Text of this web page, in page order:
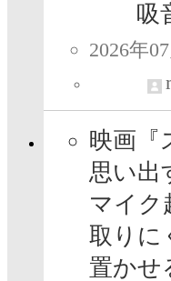
吸音
2026年
映画『
思い出
マイク
取りに
置かせ